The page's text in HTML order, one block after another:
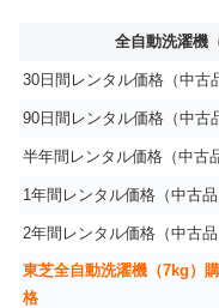
全自動洗濯機
30日間レンタル価格（中古
90日間レンタル価格（中古
半年間レンタル価格（中古
1年間レンタル価格（中古品
2年間レンタル価格（中古品
東芝全自動洗濯機（7kg）
格